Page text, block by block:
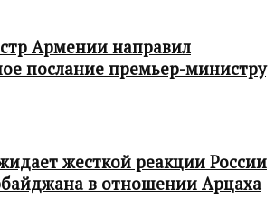
Армении направил
послание премьер-министру
жесткой реакции России
в отношении Арцаха